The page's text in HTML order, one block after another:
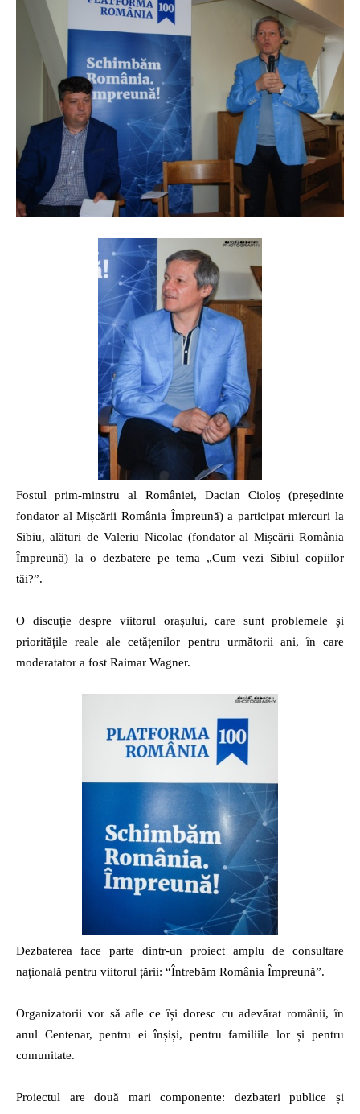
Fostul prim-minstru al României, Dacian Cioloș (președinte
fondator al Mișcării România Împreună) a participat miercuri la
Sibiu, alături de Valeriu Nicolae (fondator al Mișcării România
Împreună) la o dezbatere pe tema „Cum vezi Sibiul copiilor
tăi?”.
O discuție despre viitorul orașului, care sunt problemele și
prioritățile reale ale cetățenilor pentru următorii ani, în care
moderatator a fost Raimar Wagner.
Dezbaterea face parte dintr-un proiect amplu de consultare
națională pentru viitorul țării: “Întrebăm România Împreună”.
Organizatorii vor să afle ce își doresc cu adevărat românii, în
anul Centenar, pentru ei înșiși, pentru familiile lor și pentru
comunitate.
Proiectul are două mari componente: dezbateri publice și